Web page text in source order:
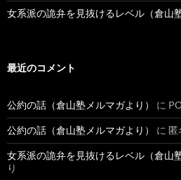
女系派の詭弁を見抜けるレベル（倉山
最近のコメント
公約の話（倉山塾メルマガより） に
公約の話（倉山塾メルマガより） に 匿
女系派の詭弁を見抜けるレベル（倉山
り